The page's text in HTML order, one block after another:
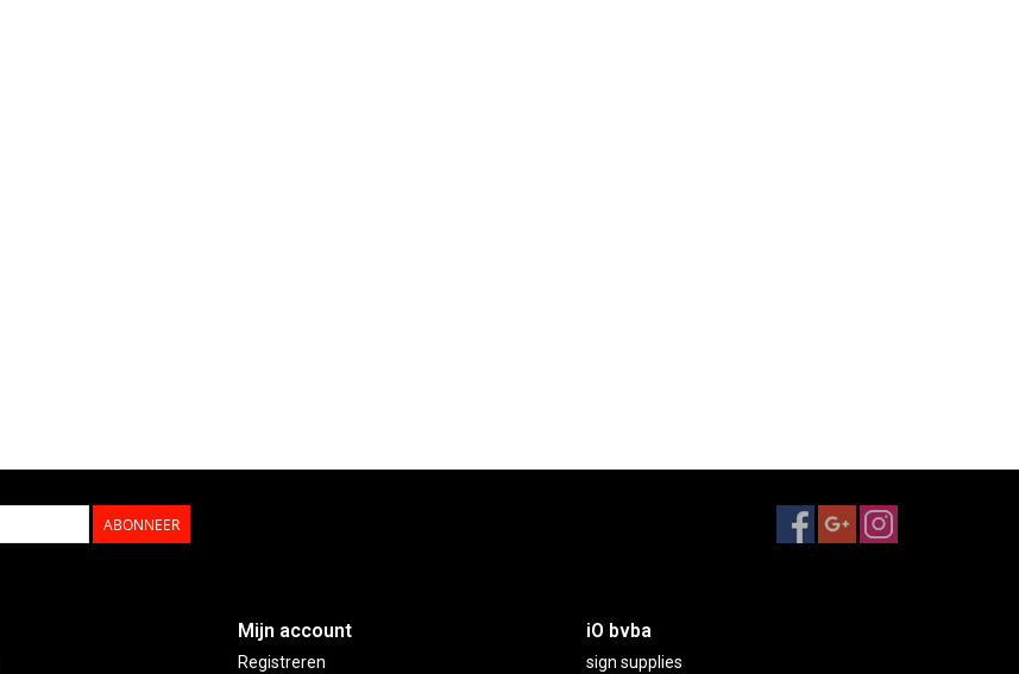
ABONNEER
Mijn account
Registreren
iO bvba
sign supplies